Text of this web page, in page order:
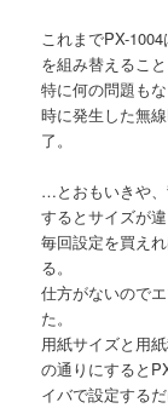
これまでPX-
を組み替えるこ
特に何の問題も
時に発生した無
了。
…とおもいきや
するとサイズが
毎回設定を買え
る。
仕方がないので
た。
用紙サイズと用
の通りにすると
イバで設定する